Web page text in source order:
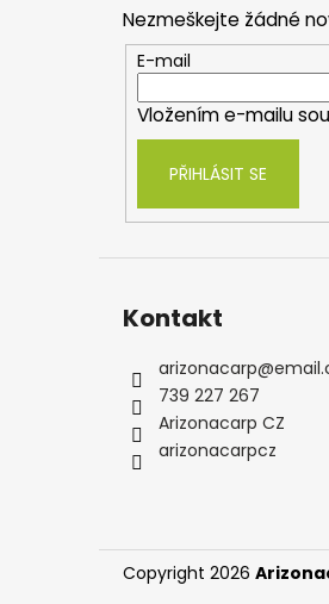
Nezmeškejte žádné
E-mail
Vložením e-mailu
PŘIHLÁSIT SE
Kontakt
arizonacarp@
739 227 267
Arizonacarp CZ
arizonacarpcz
Copyright 2026